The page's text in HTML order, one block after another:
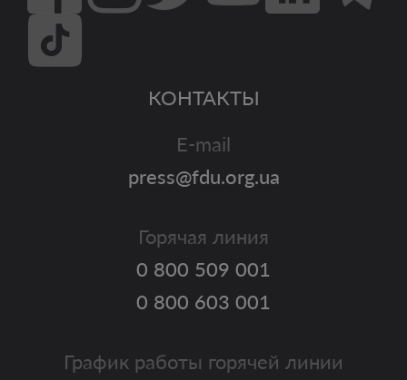
КОНТАКТЫ
E-mail
press@fdu.org.ua
Горячая линия
0 800 509 001
0 800 603 001
График работы горячей линии